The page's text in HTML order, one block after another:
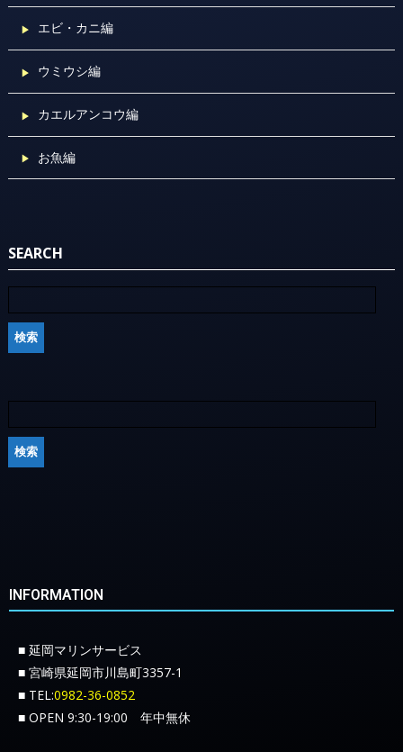
エビ・カニ編
ウミウシ編
カエルアンコウ編
お魚編
SEARCH
INFORMATION
■ 延岡マリンサービス
■ 宮崎県延岡市川島町3357-1
■ TEL:0982-36-0852
■ OPEN 9:30-19:00 年中無休